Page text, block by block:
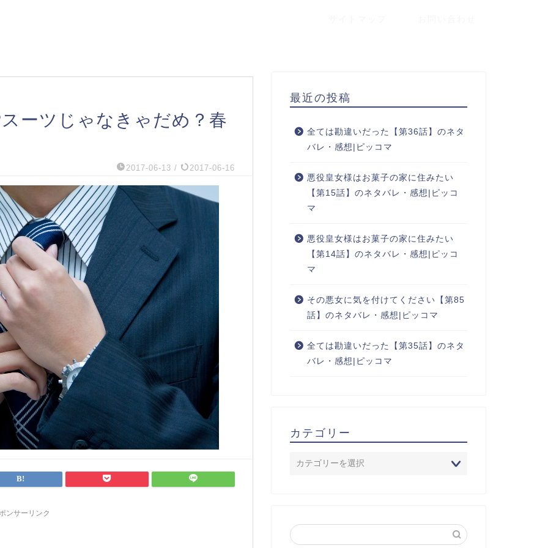
ーツじゃなきゃだめ？春
2017-06-13 / 2017-06-16
ンサーリンク
最近の投稿
全ては勘違いだった【第36話】のネタ
バレ・感想|ピッコマ
悪役皇女様はお菓子の家に住みたい
【第15話】のネタバレ・感想|ピッコ
マ
悪役皇女様はお菓子の家に住みたい
【第14話】のネタバレ・感想|ピッコ
マ
その悪女に気を付けてください【第85
話】のネタバレ・感想|ピッコマ
全ては勘違いだった【第35話】のネタ
バレ・感想|ピッコマ
カテゴリー